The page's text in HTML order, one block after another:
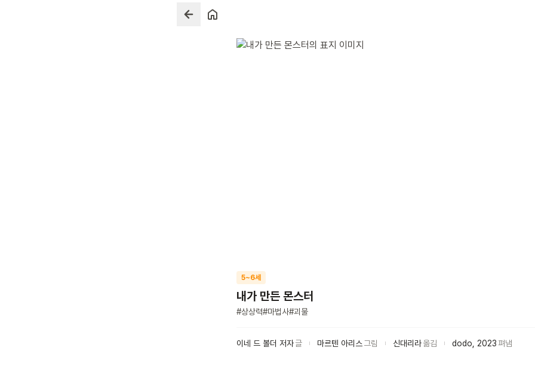
5~6세
내가 만든 몬스터
#상상력#마법사#괴물
이네 드 볼더 저자글 마르텐 아리스그림 신대리라옮김 dodo 2023펴냄